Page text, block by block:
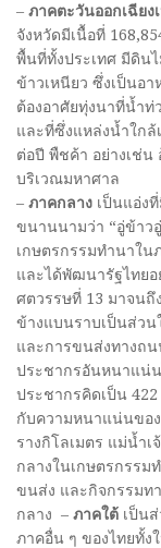
– ภาคตะวันออกเฉียง
จังหวัดมีเนื้อที่
พื้นที่ทั้งประเทศ มีดินไ
ข้าวเหนียว ซึ่งเป็นอ
ต้องอาศัยทุ่งนาที่น้ำท่
และที่ซึ่งแหล่งน้ำใกล้
ต่อปี พืชค้า อย่างเช่น
บริเวณมหาศาล
– ภาคกลาง เป็นแอ่ง
ขนานนามว่า “อู่ข้าว
เกษตรกรรมทำนาใน
และได้พัฒนารัฐไทย
ศตวรรษที่ 13 มาจนถึ
ข้างแบนราบเป็นส่ว
และการขนส่งทางถ
ประชากรอันหนาแน่
ประชากรคิดเป็น 422
กับความหนาแน่นขอ
รางกิโลเมตร แม่น้ำ
กลางในเกษตรกรรม
ขนส่ง และกิจกรรมท
กลาง – ภาคใต้ เป็น
ภาคอื่น ๆ ของไทยทั้ง